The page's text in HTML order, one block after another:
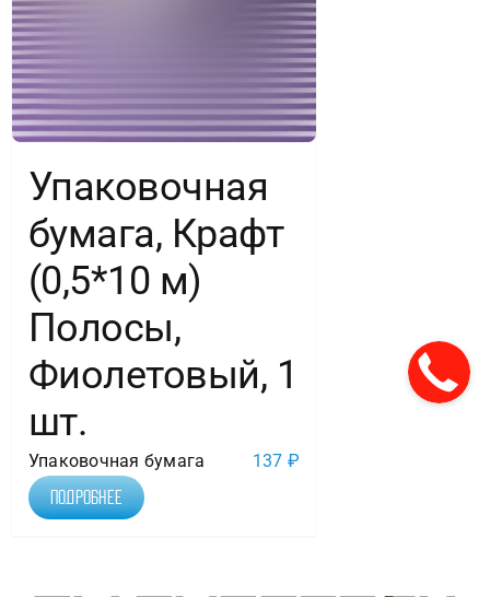
Упаковочная
бумага, Крафт
(0,5*10 м)
Полосы,
Фиолетовый, 1
шт.
Упаковочная бумага 137 ₽
Подробнее